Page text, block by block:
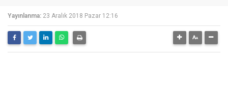
Yayınlanma: 23 Aralık 2018 Pazar 12:16